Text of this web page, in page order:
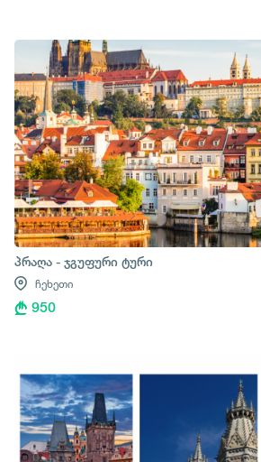
პრაღა - ჯგუფური ტური
ჩეხეთი
950